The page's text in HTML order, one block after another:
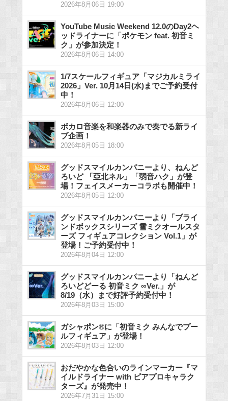
2026年8月06日 19:00
YouTube Music Weekend 12.0のDay2ヘ
ッドライナーに「ポケモン feat. 初音ミ
ク」が参加決定！
2026年8月06日 14:00
1/7スケールフィギュア「マジカルミライ
2026」Ver. 10月14日(水)までご予約受付
中！
2026年8月06日 12:00
ボカロ音楽を和楽器のみで奏でる新ライ
ブ企画！
2026年8月05日 18:00
グッドスマイルカンパニーより、ねんど
ろいど 「亞北ネル」「弱音ハク」が登
場！フェイスメーカーコラボも開催中！
2026年8月05日 12:00
グッドスマイルカンパニーより「ブライ
ンドボックスシリーズ 雪ミクオールスタ
ーズ フィギュアコレクション Vol.1」が
登場！ご予約受付中！
2026年8月04日 12:00
グッドスマイルカンパニーより「ねんど
ろいどどーる 初音ミク ∞Ver.」が
8/19（水）まで好評予約受付中！
2026年8月03日 15:00
ガシャポン®に「初音ミク みんなでプー
ルフィギュア」が登場！
2026年8月03日 12:00
おだやかな色合いのラインマーカー『マ
イルドライナー with ピアプロキャラク
ターズ』が発売中！
2026年7月31日 15:00